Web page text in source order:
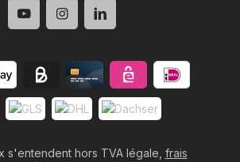
s'entendent hors TVA légale, frais